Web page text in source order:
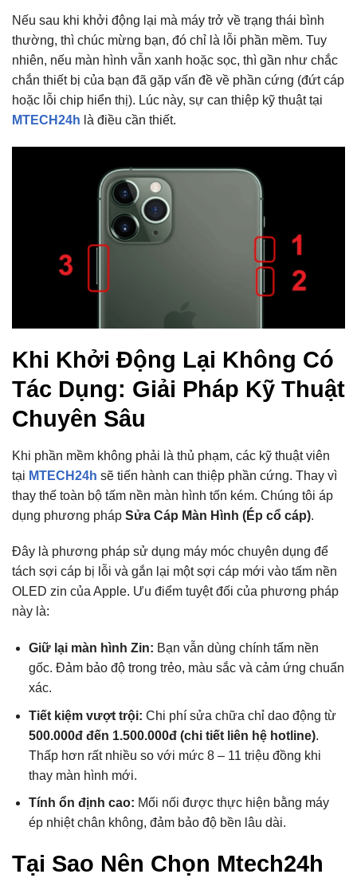
Nếu sau khi khởi động lại mà máy trở về trạng thái bình
thường, thì chúc mừng bạn, đó chỉ là lỗi phần mềm. Tuy
nhiên, nếu màn hình vẫn xanh hoặc sọc, thì gần như chắc
chắn thiết bị của bạn đã gặp vấn đề về phần cứng (đứt cáp
hoặc lỗi chip hiển thị). Lúc này, sự can thiệp kỹ thuật tại
MTECH24h là điều cần thiết.
Khi Khởi Động Lại Không Có
Tác Dụng: Giải Pháp Kỹ Thuật
Chuyên Sâu
Khi phần mềm không phải là thủ phạm, các kỹ thuật viên
tại MTECH24h sẽ tiến hành can thiệp phần cứng. Thay vì
thay thế toàn bộ tấm nền màn hình tốn kém. Chúng tôi áp
dụng phương pháp Sửa Cáp Màn Hình (Ép cổ cáp).
Đây là phương pháp sử dụng máy móc chuyên dụng để
tách sợi cáp bị lỗi và gắn lại một sợi cáp mới vào tấm nền
OLED zin của Apple. Ưu điểm tuyệt đối của phương pháp
này là:
Giữ lại màn hình Zin: Bạn vẫn dùng chính tấm nền
gốc. Đảm bảo độ trong trẻo, màu sắc và cảm ứng chuẩn
xác.
Tiết kiệm vượt trội: Chi phí sửa chữa chỉ dao động từ
500.000đ đến 1.500.000đ (chi tiết liên hệ hotline).
Thấp hơn rất nhiều so với mức 8 – 11 triệu đồng khi
thay màn hình mới.
Tính ổn định cao: Mối nối được thực hiện bằng máy
ép nhiệt chân không, đảm bảo độ bền lâu dài.
Tại Sao Nên Chọn Mtech24h